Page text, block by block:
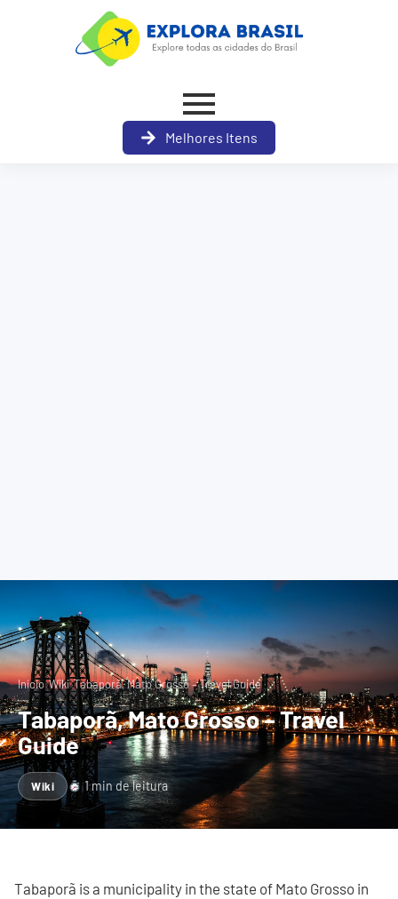
Melhores Itens
Início›Wiki›Tabaporã, Mato Grosso – Travel Guide
Tabaporã, Mato Grosso – Travel
Guide
Wiki 1 min de leitura
Tabaporã is a municipality in the state of Mato Grosso in